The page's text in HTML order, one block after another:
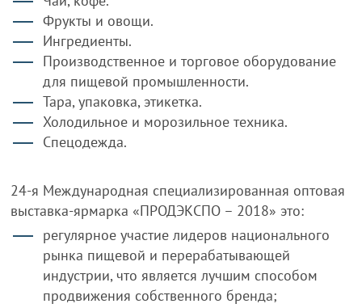
Фрукты и овощи.
Ингредиенты.
Производственное и торговое оборудование
для пищевой промышленности.
Тара, упаковка, этикетка.
Холодильное и морозильное техника.
Спецодежда.
24-я Международная специализированная оптовая
выставка-ярмарка «ПРОДЭКСПО – 2018» это:
регулярное участие лидеров национального
рынка пищевой и перерабатывающей
индустрии, что является лучшим способом
продвижения собственного бренда;